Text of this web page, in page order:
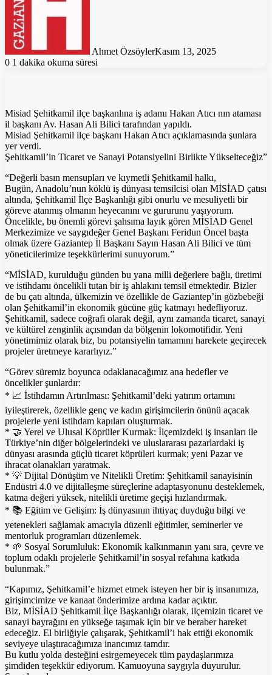
Ahmet ÖzsöylerKasım 13, 2025
0 1 dakika okuma süresi
Misiad Şehitkamil ilçe başkanlına iş adamı Hakan Atıcı nın ataması
il başkanı Av. Hasan Ali Bilici tarafından yapıldı.
Misiad Şehitkamil ilçe başkanı Hakan Atıcı açıklamasında şunlara
yer verdi.
Şehitkamil’in Ticaret ve Sanayi Potansiyelini Birlikte Yükselteceğiz”
“Değerli basın mensupları ve kıymetli Şehitkamil halkı,
Bugün, Anadolu’nun köklü iş dünyası temsilcisi olan MİSİAD çatısı
altında, Şehitkamil İlçe Başkanlığı gibi onurlu ve mesuliyetli bir
göreve atanmış olmanın heyecanını ve gururunu yaşıyorum.
Öncelikle, bu önemli görevi şahsıma layık gören MİSİAD Genel
Merkezimize ve saygıdeğer Genel Başkanı Feridun Öncel başta
olmak üzere Gaziantep İl Başkanı Sayın Hasan Ali Bilici ve tüm
yöneticilerimize teşekkürlerimi sunuyorum.”
“MİSİAD, kurulduğu günden bu yana milli değerlere bağlı, üretimi
ve istihdamı öncelikli tutan bir iş ahlakını temsil etmektedir. Bizler
de bu çatı altında, ülkemizin ve özellikle de Gaziantep’in gözbebeği
olan Şehitkamil’in ekonomik gücüne güç katmayı hedefliyoruz.
Şehitkamil, sadece coğrafi olarak değil, aynı zamanda ticaret, sanayi
ve kültürel zenginlik açısından da bölgenin lokomotifidir. Yeni
yönetimimiz olarak biz, bu potansiyelin tamamını harekete geçirecek
projeler üretmeye kararlıyız.”
“Görev süremiz boyunca odaklanacağımız ana hedefler ve
öncelikler şunlardır:
* 📈 İstihdamın Artırılması: Şehitkamil’deki yatırım ortamını
iyileştirerek, özellikle genç ve kadın girişimcilerin önünü açacak
projelerle yeni istihdam kapıları oluşturmak.
* 🤝 Yerel ve Ulusal Köprüler Kurmak: İlçemizdeki iş insanları ile
Türkiye’nin diğer bölgelerindeki ve uluslararası pazarlardaki iş
dünyası arasında güçlü ticaret köprüleri kurmak; yeni Pazar ve
ihracat olanakları yaratmak.
* 💡 Dijital Dönüşüm ve Nitelikli Üretim: Şehitkamil sanayisinin
Endüstri 4.0 ve dijitalleşme süreçlerine adaptasyonunu desteklemek,
katma değeri yüksek, nitelikli üretime geçişi hızlandırmak.
* 📚 Eğitim ve Gelişim: İş dünyasının ihtiyaç duyduğu bilgi ve
yetenekleri sağlamak amacıyla düzenli eğitimler, seminerler ve
mentorluk programları düzenlemek.
* 🌱 Sosyal Sorumluluk: Ekonomik kalkınmanın yanı sıra, çevre ve
toplum odaklı projelerle Şehitkamil’in sosyal refahına katkıda
bulunmak.”
“Kapımız, Şehitkamil’e hizmet etmek isteyen her bir iş insanımıza,
girişimcimize ve kanaat önderimize ardına kadar açıktır.
Biz, MİSİAD Şehitkamil İlçe Başkanlığı olarak, ilçemizin ticaret ve
sanayi bayrağını en yükseğe taşımak için bir ve beraber hareket
edeceğiz. El birliğiyle çalışarak, Şehitkamil’i hak ettiği ekonomik
seviyeye ulaştıracağımıza inancımız tamdır.
Bu kutlu yolda desteğini esirgemeyecek tüm paydaşlarımıza
şimdiden teşekkür ediyorum. Kamuoyuna saygıyla duyurulur.